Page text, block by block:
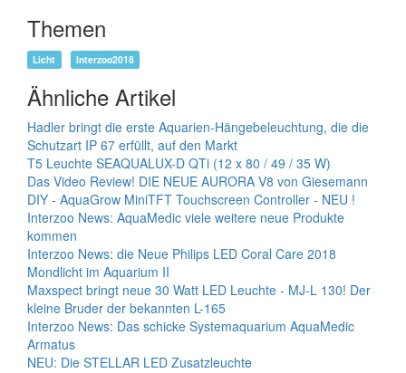
Themen
Licht Interzoo2018
Ähnliche Artikel
Hadler bringt die erste Aquarien-Hängebeleuchtung, die die
Schutzart IP 67 erfüllt, auf den Markt
T5 Leuchte SEAQUALUX-D QTi (12 x 80 / 49 / 35 W)
Das Video Review! DIE NEUE AURORA V8 von Giesemann
DIY - AquaGrow MiniTFT Touchscreen Controller - NEU !
Interzoo News: AquaMedic viele weitere neue Produkte
kommen
Interzoo News: die Neue Philips LED Coral Care 2018
Mondlicht im Aquarium II
Maxspect bringt neue 30 Watt LED Leuchte - MJ-L 130! Der
kleine Bruder der bekannten L-165
Interzoo News: Das schicke Systemaquarium AquaMedic
Armatus
NEU: Die STELLAR LED Zusatzleuchte